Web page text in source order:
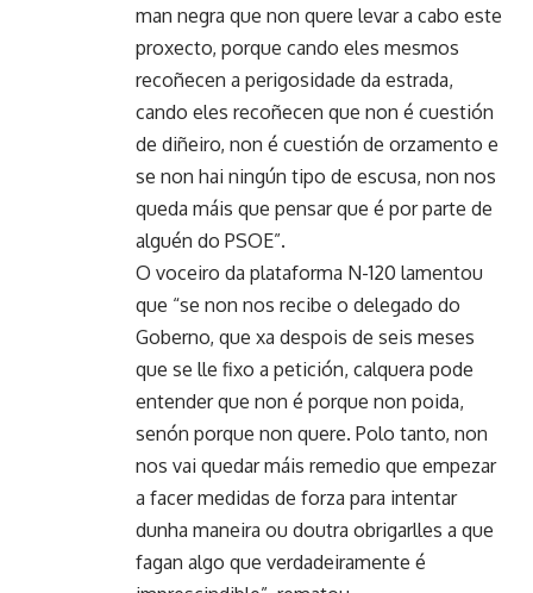
man negra que non quere levar a cabo este
proxecto, porque cando eles mesmos
recoñecen a perigosidade da estrada,
cando eles recoñecen que non é cuestión
de diñeiro, non é cuestión de orzamento e
se non hai ningún tipo de escusa, non nos
queda máis que pensar que é por parte de
alguén do PSOE”.
O voceiro da plataforma N-120 lamentou
que “se non nos recibe o delegado do
Goberno, que xa despois de seis meses
que se lle fixo a petición, calquera pode
entender que non é porque non poida,
senón porque non quere. Polo tanto, non
nos vai quedar máis remedio que empezar
a facer medidas de forza para intentar
dunha maneira ou doutra obrigarlles a que
fagan algo que verdadeiramente é